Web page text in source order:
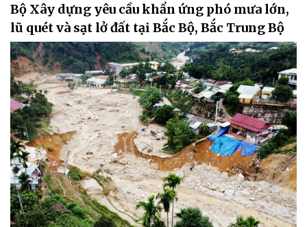
Bộ Xây dựng yêu cầu khẩn ứng phó mưa lớn,
lũ quét và sạt lở đất tại Bắc Bộ, Bắc Trung Bộ